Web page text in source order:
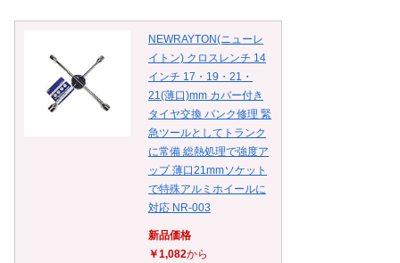
NEWRAYTON(ニューレ
イトン) クロスレンチ 14
インチ 17・19・21・
21(薄口)mm カバー付き
タイヤ交換 パンク修理 緊
急ツールとしてトランク
に常備 総熱処理で強度ア
ップ 薄口21mmソケット
で特殊アルミホイールに
対応 NR-003
新品価格
￥1,082から